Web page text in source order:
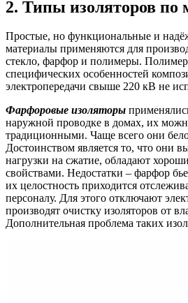
2. Типы изоляторов по
Простые, но функциональные и
материалы применяются для
стекло, фарфор и полимеры.
специфических особенностей
электропередачи свыше 220 кВ не
Фарфоровые изоляторы
наружной проводке в домах, их
традиционными. Чаще всего они
Достоинством является то, что они
нагрузки на сжатие, обладают
свойствами. Недостатки – фарфор
их целостность приходится
персоналу. Для этого отключают
производят очистку изоляторов от
Дополнительная проблема таких